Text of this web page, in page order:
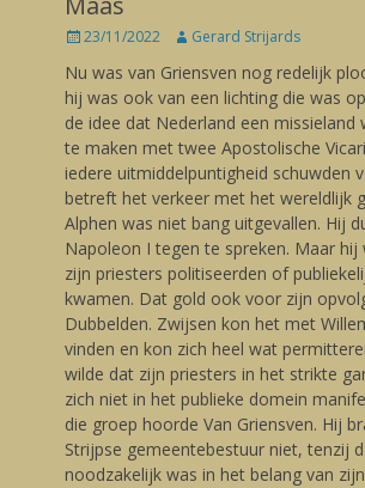
Posted
23/11/2022 Author
Gerard Strijards
Nu was van Griensven nog redelijk
hij was ook van een lichting die was
de idee dat Nederland een missieland
te maken met twee Apostolische
iedere uitmiddelpuntigheid schuwden
betreft het verkeer met het wereldlijk
Alphen was niet bang uitgevallen. Hij
Napoleon I tegen te spreken. Maar hij
zijn priesters politiseerden of
kwamen. Dat gold ook voor zijn
Dubbelden. Zwijsen kon het met
vinden en kon zich heel wat
wilde dat zijn priesters in het strikte
zich niet in het publieke domein
die groep hoorde Van Griensven. Hij
Strijpse gemeentebestuur niet, tenzij
noodzakelijk was in het belang van